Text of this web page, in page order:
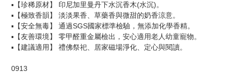
▪️【珍稀原材】 印尼加里曼丹下水沉香木(水沉)。
▪️【極致香韻】 淡淡果香、草藥香與微甜的奶香涼意。
▪️【安全無毒】 通過SGS國家標準檢驗，無添加化學香精。
▪️【友善環境】 零甲醛重金屬檢出，安心適用老人幼童寵物。
▪️【建議適用】 禮佛祭祀、居家磁場淨化、定心與閱讀。
0913